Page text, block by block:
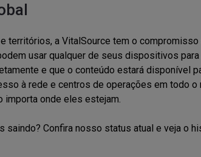
territórios, a VitalSource tem o
usar qualquer de seus dispositivos
e que o conteúdo estará disponível
à rede e centros de operações em todo
importa onde eles estejam.
saindo? Confira nosso status atual e veja o